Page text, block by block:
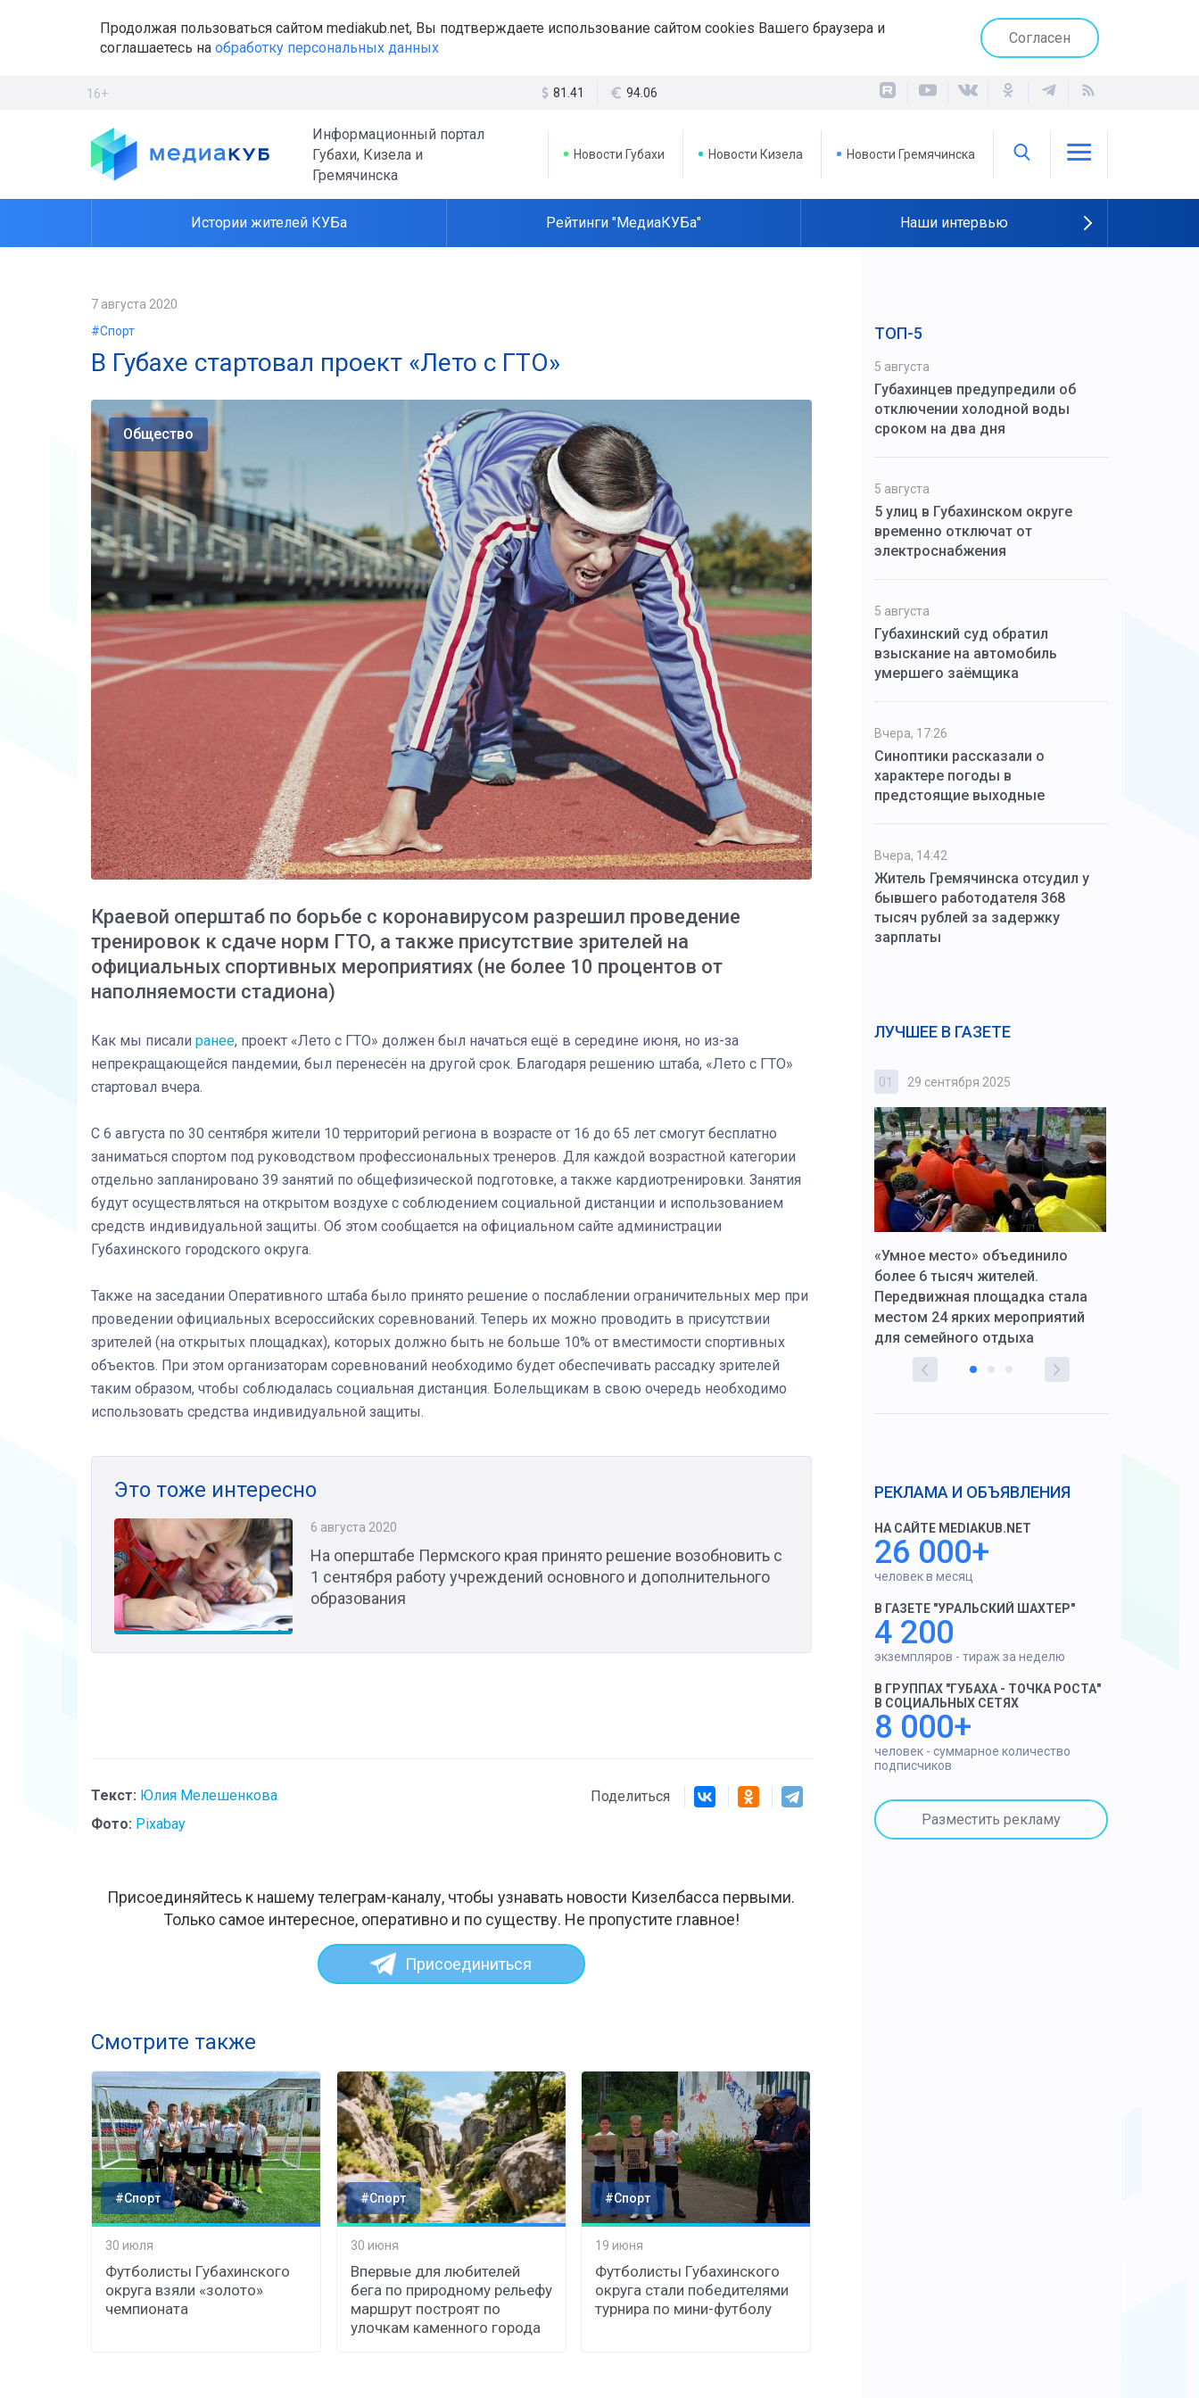
Продолжая пользоваться сайтом mediakub.net, Вы подтверждаете использование сайтом cookies Вашего браузера и
соглашаетесь на обработку персональных данных
Согласен
16+ 81.41 94.06
Информационный портал
Губахи, Кизела и
Гремячинска
Новости Губахи Новости Кизела Новости Гремячинска
Истории жителей КУБа Рейтинги "МедиаКУБа" Наши интервью
7 августа 2020
#Спорт
В Губахе стартовал проект «Лето с ГТО»
Общество
Краевой оперштаб по борьбе с коронавирусом разрешил проведение
тренировок к сдаче норм ГТО, а также присутствие зрителей на
официальных спортивных мероприятиях (не более 10 процентов от
наполняемости стадиона)
Как мы писали ранее, проект «Лето с ГТО» должен был начаться ещё в середине июня, но из-за
непрекращающейся пандемии, был перенесён на другой срок. Благодаря решению штаба, «Лето с ГТО»
стартовал вчера.
С 6 августа по 30 сентября жители 10 территорий региона в возрасте от 16 до 65 лет смогут бесплатно
заниматься спортом под руководством профессиональных тренеров. Для каждой возрастной категории
отдельно запланировано 39 занятий по общефизической подготовке, а также кардиотренировки. Занятия
будут осуществляться на открытом воздухе с соблюдением социальной дистанции и использованием
средств индивидуальной защиты. Об этом сообщается на официальном сайте администрации
Губахинского городского округа.
Также на заседании Оперативного штаба было принято решение о послаблении ограничительных мер при
проведении официальных всероссийских соревнований. Теперь их можно проводить в присутствии
зрителей (на открытых площадках), которых должно быть не больше 10% от вместимости спортивных
объектов. При этом организаторам соревнований необходимо будет обеспечивать рассадку зрителей
таким образом, чтобы соблюдалась социальная дистанция. Болельщикам в свою очередь необходимо
использовать средства индивидуальной защиты.
Это тоже интересно
6 августа 2020
На оперштабе Пермского края принято решение возобновить с
1 сентября работу учреждений основного и дополнительного
образования
Текст: Юлия Мелешенкова
Фото: Pixabay
Поделиться
Присоединяйтесь к нашему телеграм-каналу, чтобы узнавать новости Кизелбасса первыми.
Только самое интересное, оперативно и по существу. Не пропустите главное!
Присоединиться
Смотрите также
#Спорт
30 июля
Футболисты Губахинского
округа взяли «золото»
чемпионата
#Спорт
30 июня
Впервые для любителей
бега по природному рельефу
маршрут построят по
улочкам каменного города
#Спорт
19 июня
Футболисты Губахинского
округа стали победителями
турнира по мини-футболу
ТОП-5
5 августа
Губахинцев предупредили об
отключении холодной воды
сроком на два дня
5 августа
5 улиц в Губахинском округе
временно отключат от
электроснабжения
5 августа
Губахинский суд обратил
взыскание на автомобиль
умершего заёмщика
Вчера, 17:26
Синоптики рассказали о
характере погоды в
предстоящие выходные
Вчера, 14:42
Житель Гремячинска отсудил у
бывшего работодателя 368
тысяч рублей за задержку
зарплаты
ЛУЧШЕЕ В ГАЗЕТЕ
спецоперации сделал
реальностью свою детскую
мечту
01 29 сентября 2025
«Умное место» объединило
более 6 тысяч жителей.
Передвижная площадка стала
местом 24 ярких мероприятий
для семейного отдыха
РЕКЛАМА И ОБЪЯВЛЕНИЯ
НА САЙТЕ MEDIAKUB.NET
26 000+
человек в месяц
В ГАЗЕТЕ "УРАЛЬСКИЙ ШАХТЕР"
4 200
экземпляров - тираж за неделю
В ГРУППАХ "ГУБАХА - ТОЧКА РОСТА"
В СОЦИАЛЬНЫХ СЕТЯХ
8 000+
человек - суммарное количество
подписчиков
Разместить рекламу